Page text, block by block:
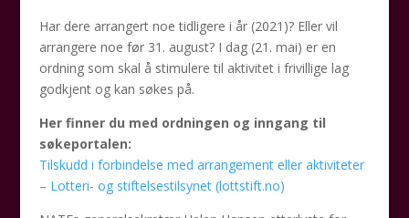
Har dere arrangert noe tidligere i år (2021)? Eller vil
arrangere noe før 31. august? I dag (21. mai) er en
ordning som skal å stimulere til aktivitet i frivillige lag
godkjent og kan søkes på.
Her finner du med ordningen og inngang til
søkeportalen:
Tilskudd i forbindelse med arrangement eller aktiviteter
– Lotteri- og stiftelsestilsynet (lottstift.no)